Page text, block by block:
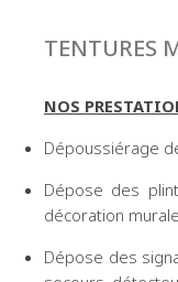
TENTURES
NOS
Dépoussiérage
Dépose des
décoration
Dépose des